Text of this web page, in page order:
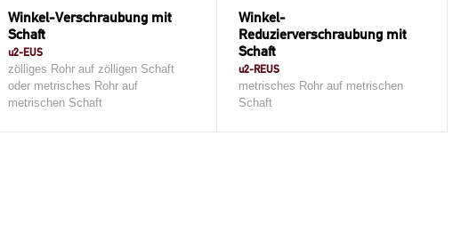
Winkel-Verschraubung mit
Schaft
u2-EUS
zölliges Rohr auf zölligen Schaft
oder metrisches Rohr auf
metrischen Schaft
Winkel-
Reduzierverschraubung mit
Schaft
u2-REUS
metrisches Rohr auf metrischen
Schaft